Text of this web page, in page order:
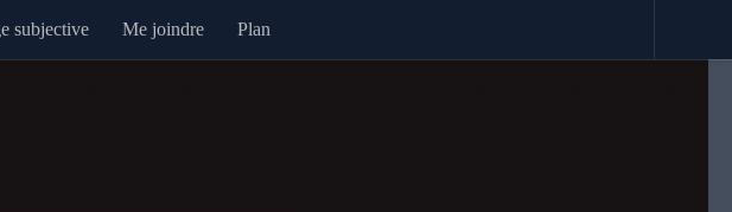
subjective Me joindre Plan